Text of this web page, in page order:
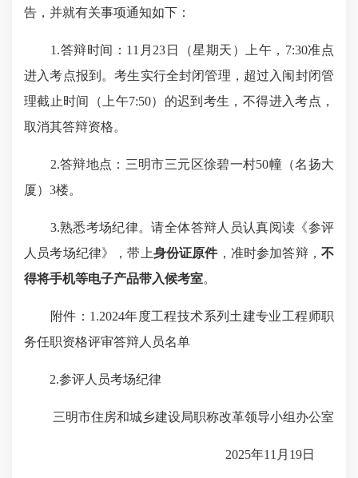
告，并就有关事项通知如下：
1.答辩时间：11月23日（星期天）上午，7:30准点
进入考点报到。考生实行全封闭管理，超过入闱封闭管
理截止时间（上午7:50）的迟到考生，不得进入考点，
取消其答辩资格。
2.答辩地点：三明市三元区徐碧一村50幢（名扬大
厦）3楼。
3.熟悉考场纪律。请全体答辩人员认真阅读《参评
人员考场纪律》，带上身份证原件，准时参加答辩，不
得将手机等电子产品带入候考室。
附件：1.2024年度工程技术系列土建专业工程师职
务任职资格评审答辩人员名单
2.参评人员考场纪律
三明市住房和城乡建设局职称改革领导小组办公室
2025年11月19日